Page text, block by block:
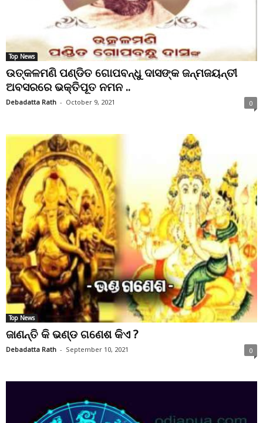
Top News
ଉତ୍କଳମଣି ପଣ୍ଡିତ ଗୋପବନ୍ଧୁ ଦାସଙ୍କ ଜନ୍ମଜୟନ୍ତୀ
ଅବସରରେ ଭକ୍ତିପୂତ ନମନ ..
Debadatta Rath - October 9, 2021 0
Top News
ଜାଣନ୍ତି କି ଭଣ୍ଡ ଗଣେଶ କିଏ ?
Debadatta Rath - September 10, 2021 0